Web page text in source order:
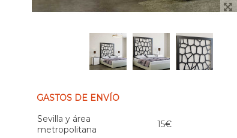
GASTOS DE ENVÍO
Sevilla y área
metropolitana
15€